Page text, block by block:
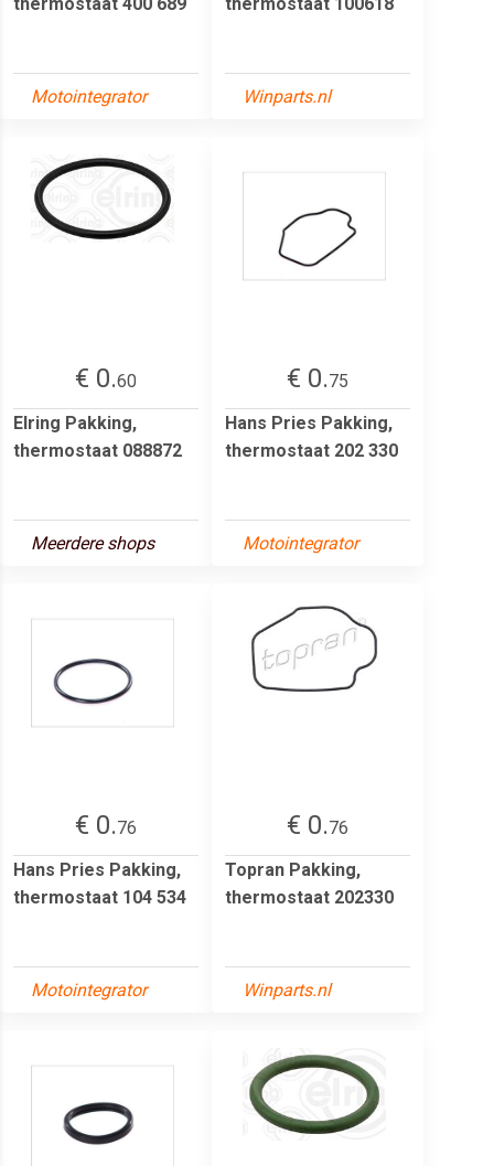
Motointegrator Winparts.nl
€ 0.60
Elring Pakking,
thermostaat 088872
Meerdere shops
€ 0.75
Hans Pries Pakking,
thermostaat 202 330
Motointegrator
€ 0.76
Hans Pries Pakking,
thermostaat 104 534
Motointegrator
€ 0.76
Topran Pakking,
thermostaat 202330
Winparts.nl